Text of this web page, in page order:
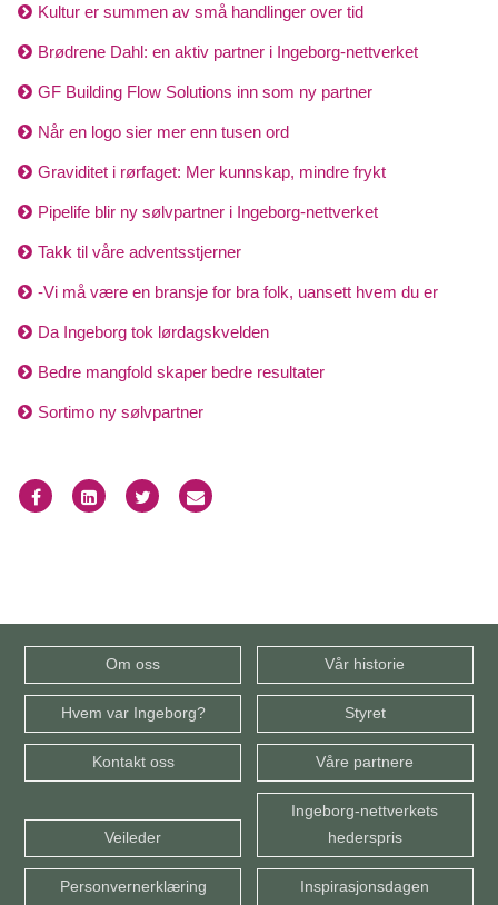
Kultur er summen av små handlinger over tid
Brødrene Dahl: en aktiv partner i Ingeborg-nettverket
GF Building Flow Solutions inn som ny partner
Når en logo sier mer enn tusen ord
Graviditet i rørfaget: Mer kunnskap, mindre frykt
Pipelife blir ny sølvpartner i Ingeborg-nettverket
Takk til våre adventsstjerner
-Vi må være en bransje for bra folk, uansett hvem du er
Da Ingeborg tok lørdagskvelden
Bedre mangfold skaper bedre resultater
Sortimo ny sølvpartner
Om oss Vår historie
Hvem var Ingeborg? Styret
Kontakt oss Våre partnere
Veileder
Ingeborg-nettverkets
hederspris
Personvernerklæring Inspirasjonsdagen